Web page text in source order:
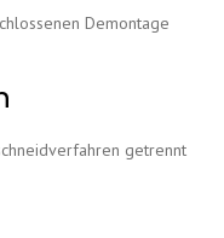
Demontage
getrennt